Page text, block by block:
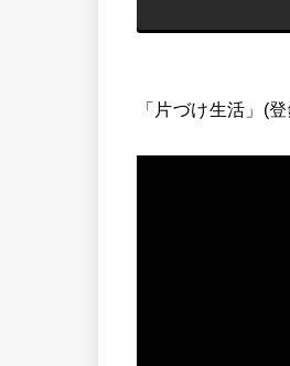
「片づけ生活」(